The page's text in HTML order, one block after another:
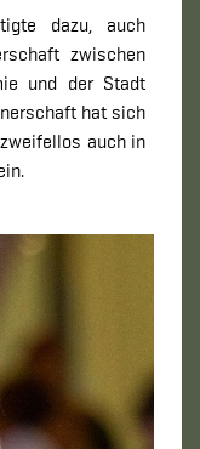
dazu, auch
zwischen
und der Stadt
hat sich
auch in